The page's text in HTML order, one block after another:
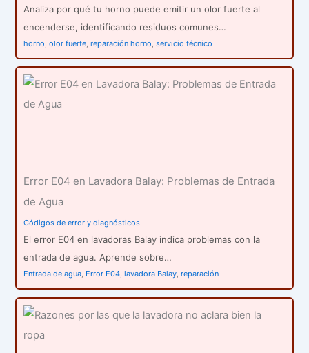
Analiza por qué tu horno puede emitir un olor fuerte al
encenderse, identificando residuos comunes…
horno ,olor fuerte ,reparación horno ,servicio técnico
Error E04 en Lavadora Balay: Problemas de Entrada
de Agua
Códigos de error y diagnósticos
El error E04 en lavadoras Balay indica problemas con la
entrada de agua. Aprende sobre…
Entrada de agua, Error E04,lavadora Balay,reparación